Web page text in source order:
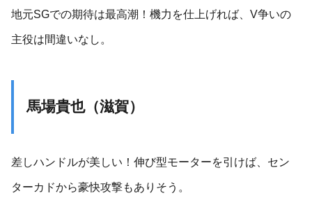
地元SGでの期待は最高潮！機力を仕上げれば、V争いの
主役は間違いなし。
馬場貴也（滋賀）
差しハンドルが美しい！伸び型モーターを引けば、セン
ターカドから豪快攻撃もありそう。